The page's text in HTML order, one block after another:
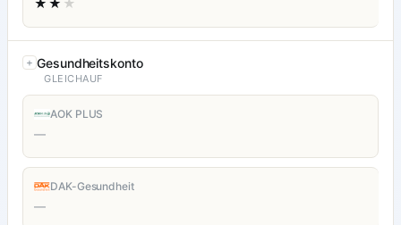
★★ ★
Gesundheitskonto
GLEICHAUF
AOK PLUS
—
DAK-Gesundheit
—